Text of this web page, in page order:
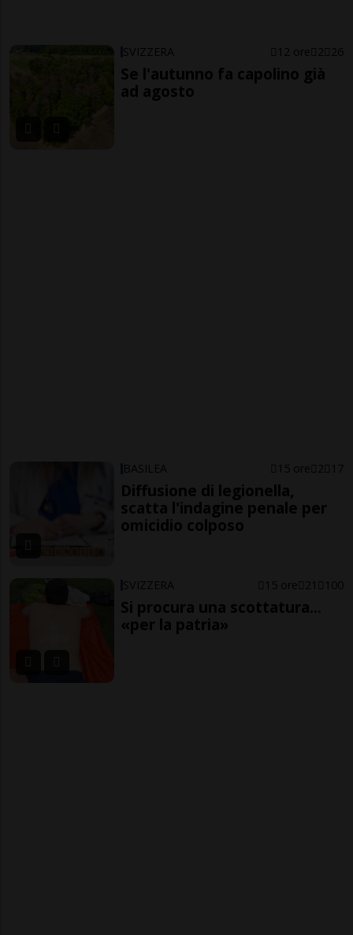
SVIZZERA 12 ore 2 26
Se l'autunno fa capolino già
ad agosto
BASILEA 15 ore 2 17
Diffusione di legionella,
scatta l'indagine penale per
omicidio colposo
SVIZZERA 15 ore 21 100
Si procura una scottatura...
«per la patria»